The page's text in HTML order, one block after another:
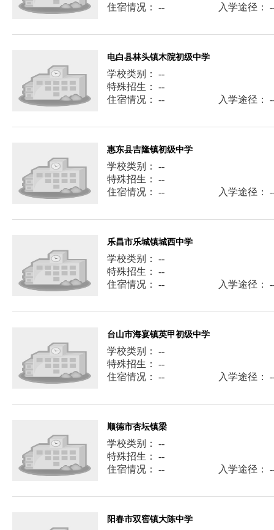
住宿情况： --
入学途径：
电白县林头镇木院初级中学
学校类别： --
特殊招生： --
住宿情况： --
入学途径：
惠东县吉隆镇初级中学
学校类别： --
特殊招生： --
住宿情况： --
入学途径：
乐昌市乐城镇城西中学
学校类别： --
特殊招生： --
住宿情况： --
入学途径：
台山市海宴镇英甲初级中学
学校类别： --
特殊招生： --
住宿情况： --
入学途径：
顺德市杏坛镇梁
学校类别： --
特殊招生： --
住宿情况： --
入学途径：
阳春市双窖镇大陈中学